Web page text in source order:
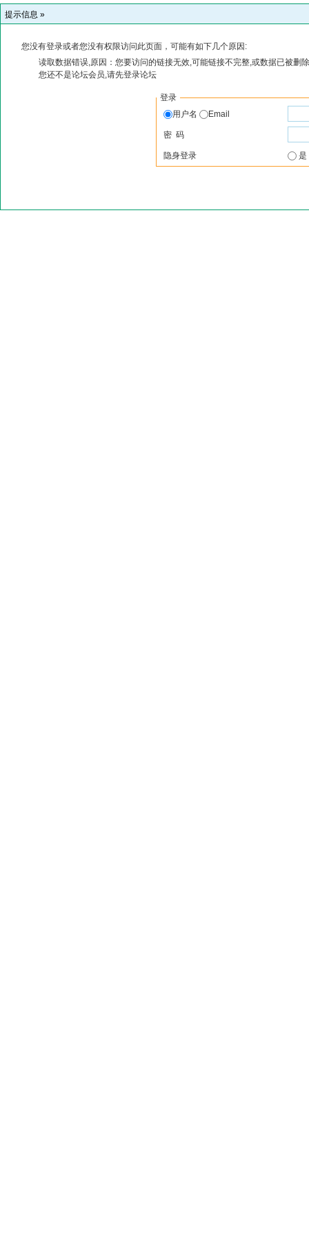
提示信息 »
您没有登录或者您没有权限访问此页面，可能有如下几个原因:
读取数据错误,原因：您要访问的链接无效,可能链接不完整,或数据已被删
您还不是论坛会员,请先登录论坛
登录
用户名
Email
密 码
隐身登录